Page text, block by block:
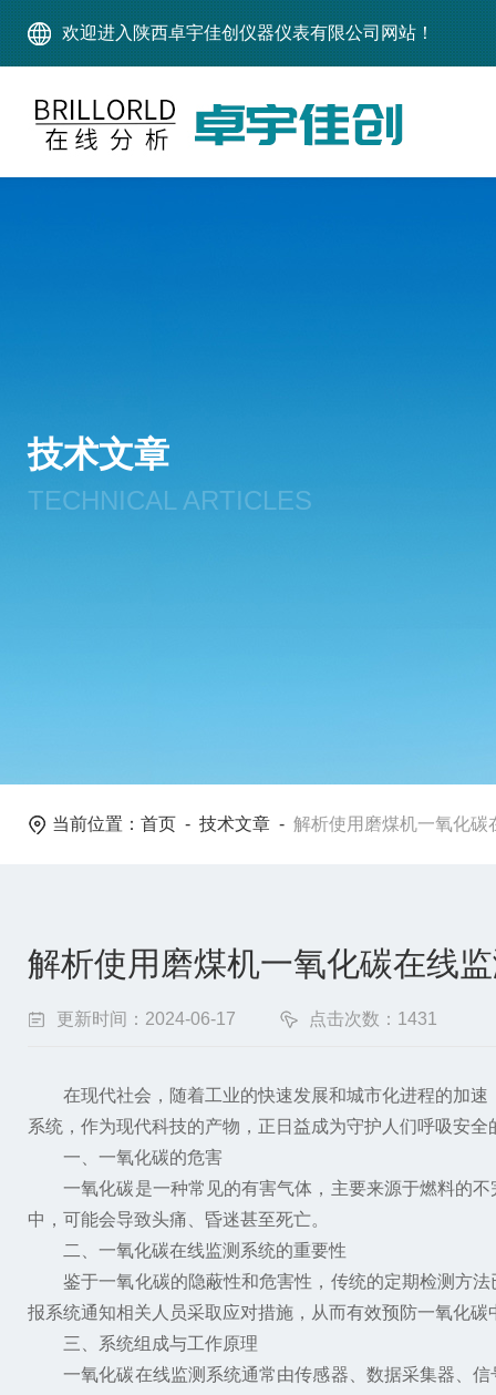
欢迎进入陕西卓宇佳创仪器仪表有限公司网站！
技术文章
TECHNICAL ARTICLES
当前位置： 首页 - 技术文章 - 解析使用磨煤机一氧化碳
解析使用磨煤机一氧化碳在线
更新时间：2024-06-17 点击次数：1431
在现代社会，随着工业的快速发展和城市化进程的加速
系统，作为现代科技的产物，正日益成为守护人们呼吸安全
一、一氧化碳的危害
一氧化碳是一种常见的有害气体，主要来源于燃料的不
中，可能会导致头痛、昏迷甚至死亡。
二、一氧化碳在线监测系统的重要性
鉴于一氧化碳的隐蔽性和危害性，传统的定期检测方法
报系统通知相关人员采取应对措施，从而有效预防一氧化碳
三、系统组成与工作原理
一氧化碳在线监测系统通常由传感器、数据采集器、信